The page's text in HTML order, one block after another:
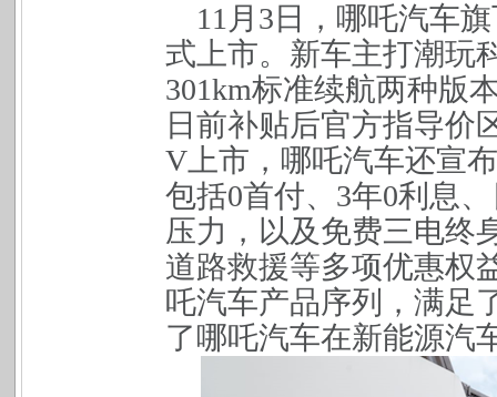
11 月 3 日，哪吒汽车
式上市。新车主打潮玩
301km标准续航两种版
日前补贴后官方指导价
V 上市，哪吒汽车还宣
包括0首付、 3年0利息
压力，以及免费三电终
道路救援等多项优惠权
吒汽车产品序列，满足
了哪吒汽车在新能源汽